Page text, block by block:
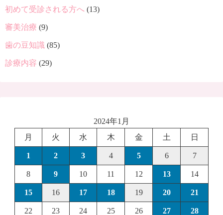
初めて受診される方へ (13)
審美治療 (9)
歯の豆知識 (85)
診療内容 (29)
2024年1月
月
火 水 木 金 土 日
1 2 3 4 5 6 7
8 9 10 11 12 13 14
15 16 17 18 19 20 21
22 23 24 25 26 27 28